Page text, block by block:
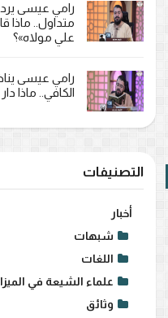
رامي عيسى
متداول..
علي مولاه»؟
رامي عيسى
الكافي.. ماذا
التصنيفات
أخبار
شبهات
اللغات
علماء الشيعة في
وثائق